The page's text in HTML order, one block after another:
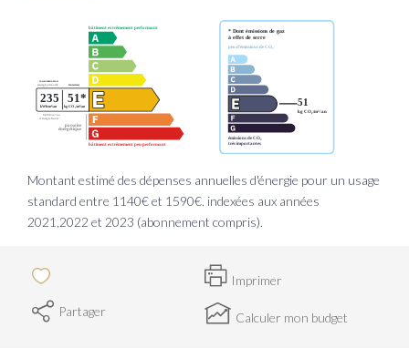
Montant estimé des dépenses annuelles d'énergie pour un usage
standard entre 1140€ et 1590€. indexées aux années
2021,2022 et 2023 (abonnement compris).
Imprimer
Partager
Calculer mon budget